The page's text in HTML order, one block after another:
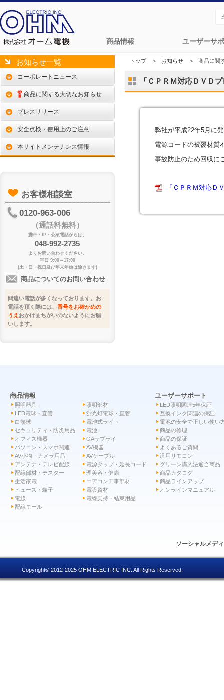
商品情報 ユーザーサ
お知らせ一覧
コーポレートニュース
商品に関する大切なお知らせ
プレスリリース
安全点検・使用上のご注意
本サイトメンテナンス情報
お客様相談室
0120-963-006
（通話料無料）
携帯・IP・公衆電話からは、
048-992-2735
よりお問い合わせください。
平日 9:00～17:00
(土・日・祝日及び年末年始は除きます)
商品についてのお問い合わせ
間違い電話が多くなっております。お
電話を頂く際には、 番号をお確かめの
うえ おかけまちがいのないようにお願
いします。
トップ＞ お知らせ ＞ 商品に関
「ＣＰＲＭ対応ＤＶＤ
弊社が平成22年5月に
電源コードの被覆材質
事故防止のため回収に
「ＣＰＲＭ対応Ｄ
商品情報
照明器具
照明部材
LED電球・直管
蛍光灯電球・直管
白熱球
電池式ライト
セキュリティ・防災用品
電池
オフィス機器
OAサプライ
パソコン・スマホ関連
AV機器
AV小物・カメラ用品
AVケーブル
アンテナ・テレビ配線
電源タップ・延長コード
配線部材・テスター
理美容・健康
生活家電
エアコン工事部材
ヒューズ・端子
電設資材
電線
電線支持・結束用品
配線モール
ユーザーサポート
LED照明関連5年保証
互換インク関連の保証
電池の安全で正しい使い
商品の修理
商品の保証
よくあるご質問
汎用リモコン
グリーン購入法適合商品
商品カタログ
商品ラインアップ
オンラインマニュアル
ソーシャルメデ
Copyright© 2012-2025 OHM ELECTRIC INC. All Rights Reserved.